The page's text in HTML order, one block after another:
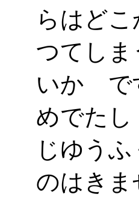
らはど
つてし
いかゞ
めでた
じゆう
のはき